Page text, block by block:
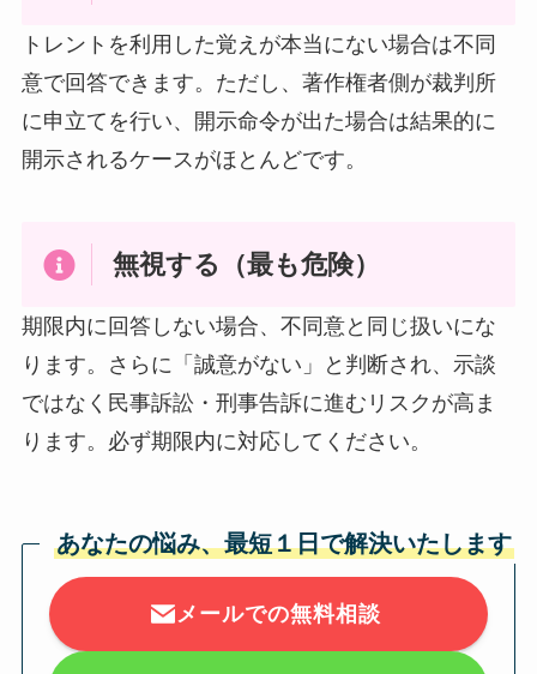
トレントを利用した覚えが本当にない場合は不同
意で回答できます。ただし、著作権者側が裁判所
に申立てを行い、開示命令が出た場合は結果的に
開示されるケースがほとんどです。
無視する（最も危険）
期限内に回答しない場合、不同意と同じ扱いにな
ります。さらに「誠意がない」と判断され、示談
ではなく民事訴訟・刑事告訴に進むリスクが高ま
ります。必ず期限内に対応してください。
あなたの悩み、最短１日で解決いたします
メールでの無料相談